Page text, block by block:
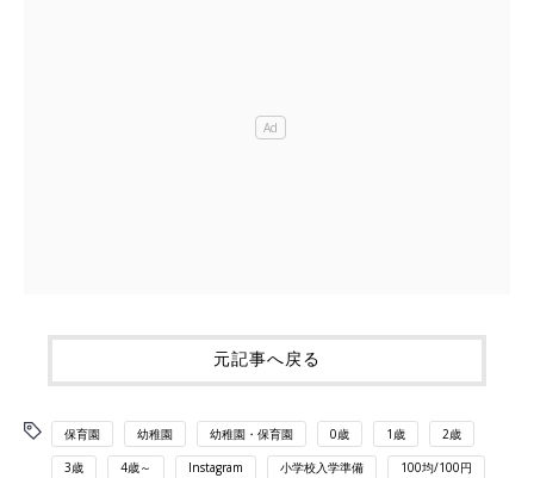
元記事へ戻る
保育園 幼稚園 幼稚園・保育園 0歳 1歳 2歳
3歳 4歳～ Instagram 小学校入学準備 100均/100円